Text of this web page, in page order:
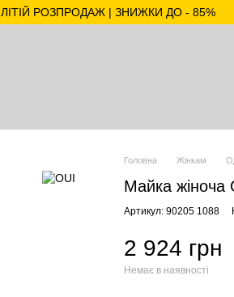
ЛІТІЙ РОЗПРОДАЖ | ЗНИЖКИ ДО - 85%
Головна Жінкам
Майка жіноча
Артикул: 90205 1088
2 924 грн
Немає в наявності